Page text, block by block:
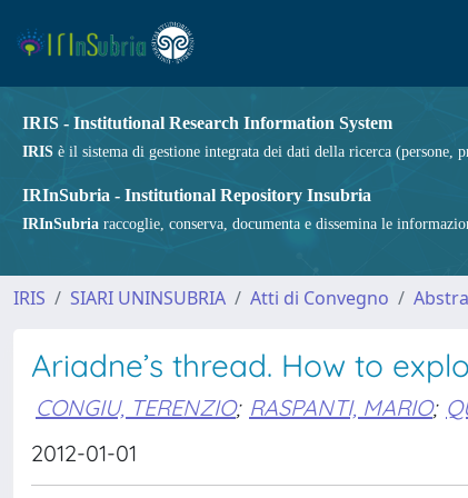
IRIS - Institutional Research Information System
IRIS è il sistema di gestione integrata dei dati della ricerca
IRInSubria - Institutional Repository Insubria
IRInSubria raccoglie, conserva, documenta e dissemina le
IRIS SIARI UNINSUBRIA Atti di Convegno
Ariadne’s thread. How to
CONGIU, TERENZIO; RASPANTI, MARIO;
2012-01-01